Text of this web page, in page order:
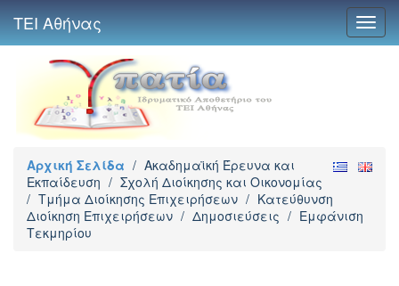
ΤΕΙ Αθήνας
Αρχική Σελίδα / Ακαδημαϊκή Έρευνα και
Εκπαίδευση / Σχολή Διοίκησης και Οικονομίας
/ Τμήμα Διοίκησης Επιχειρήσεων / Κατεύθυνση
Διοίκηση Επιχειρήσεων / Δημοσιεύσεις / Εμφάνιση
Τεκμηρίου